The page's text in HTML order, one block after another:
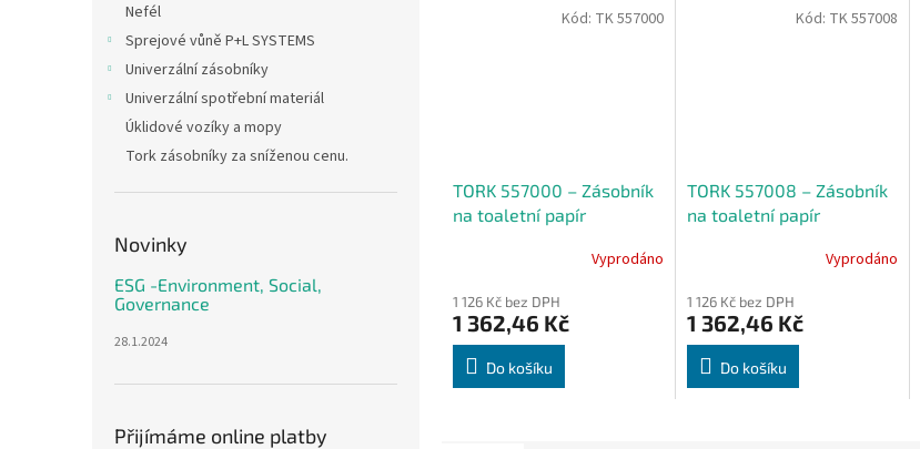
Nefél
Sprejové vůně P+L SYSTEMS
Univerzální zásobníky
Univerzální spotřební materiál
Úklidové vozíky a mopy
Tork zásobníky za sníženou cenu.
Novinky
ESG -Environment, Social,
Governance
28.1.2024
Přijímáme online platby
TORK 557000 – Zásobník
na toaletní papír
Vyprodáno
1 126 Kč bez DPH
1 362,46 Kč
Do košíku
Kód: TK 557000
TORK 557008 – Zásobník
na toaletní papír
Vyprodáno
1 126 Kč bez DPH
1 362,46 Kč
Do košíku
Kód: TK 557008